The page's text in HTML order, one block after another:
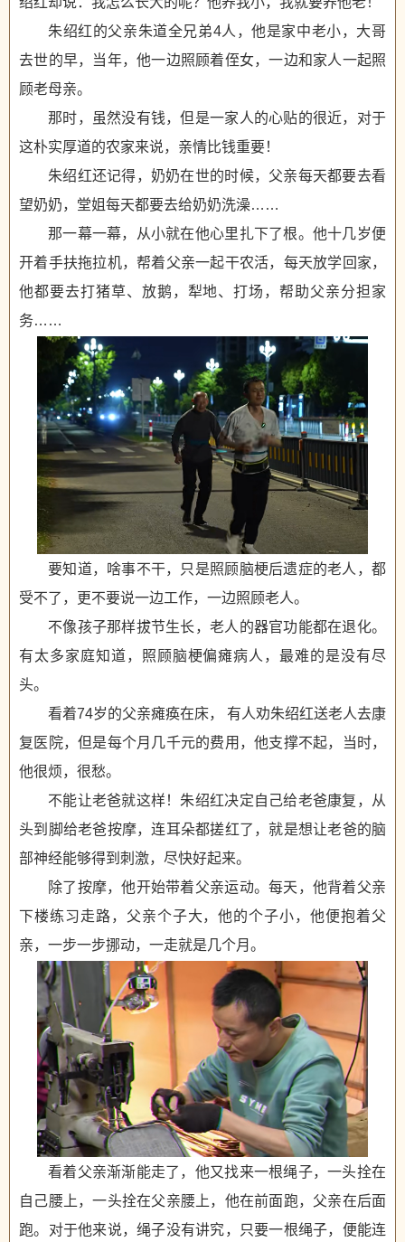
朱绍红的父亲朱道全兄弟4人，他是家中老小，大哥
去世的早，当年，他一边照顾着侄女，一边和家人一起照
顾老母亲。
那时，虽然没有钱，但是一家人的心贴的很近，对于
这朴实厚道的农家来说，亲情比钱重要！
朱绍红还记得，奶奶在世的时候，父亲每天都要去看
望奶奶，堂姐每天都要去给奶奶洗澡……
那一幕一幕，从小就在他心里扎下了根。他十几岁便
开着手扶拖拉机，帮着父亲一起干农活，每天放学回家，
他都要去打猪草、放鹅，犁地、打场，帮助父亲分担家
务……
要知道，啥事不干，只是照顾脑梗后遗症的老人，都
受不了，更不要说一边工作，一边照顾老人。
不像孩子那样拔节生长，老人的器官功能都在退化。
有太多家庭知道，照顾脑梗偏瘫病人，最难的是没有尽
头。
看着74岁的父亲瘫痪在床， 有人劝朱绍红送老人去康
复医院，但是每个月几千元的费用，他支撑不起，当时，
他很烦，很愁。
不能让老爸就这样！朱绍红决定自己给老爸康复，从
头到脚给老爸按摩，连耳朵都搓红了，就是想让老爸的脑
部神经能够得到刺激，尽快好起来。
除了按摩，他开始带着父亲运动。每天，他背着父亲
下楼练习走路，父亲个子大，他的个子小，他便抱着父
亲，一步一步挪动，一走就是几个月。
看着父亲渐渐能走了，他又找来一根绳子，一头拴在
自己腰上，一头拴在父亲腰上，他在前面跑，父亲在后面
跑。对于他来说，绳子没有讲究，只要一根绳子，便能连